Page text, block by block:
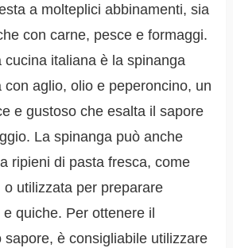
a molteplici abbinamenti, sia
con carne, pesce e formaggi.
cucina italiana è la spinanga
con aglio, olio e peperoncino, un
e gustoso che esalta il sapore
La spinanga può anche
ripieni di pasta fresca, come
o utilizzata per preparare
quiche. Per ottenere il
sapore, è consigliabile utilizzare